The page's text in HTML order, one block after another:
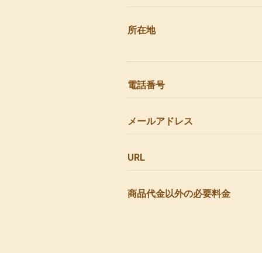
所在地
電話番号
メールアドレス
URL
商品代金以外の必要料金